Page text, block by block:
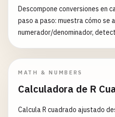
Descompone conversiones en
paso a paso: muestra cómo se
numerador/denominador,
MATH & NUMBERS
Calculadora de R
Calcula R cuadrado ajustado